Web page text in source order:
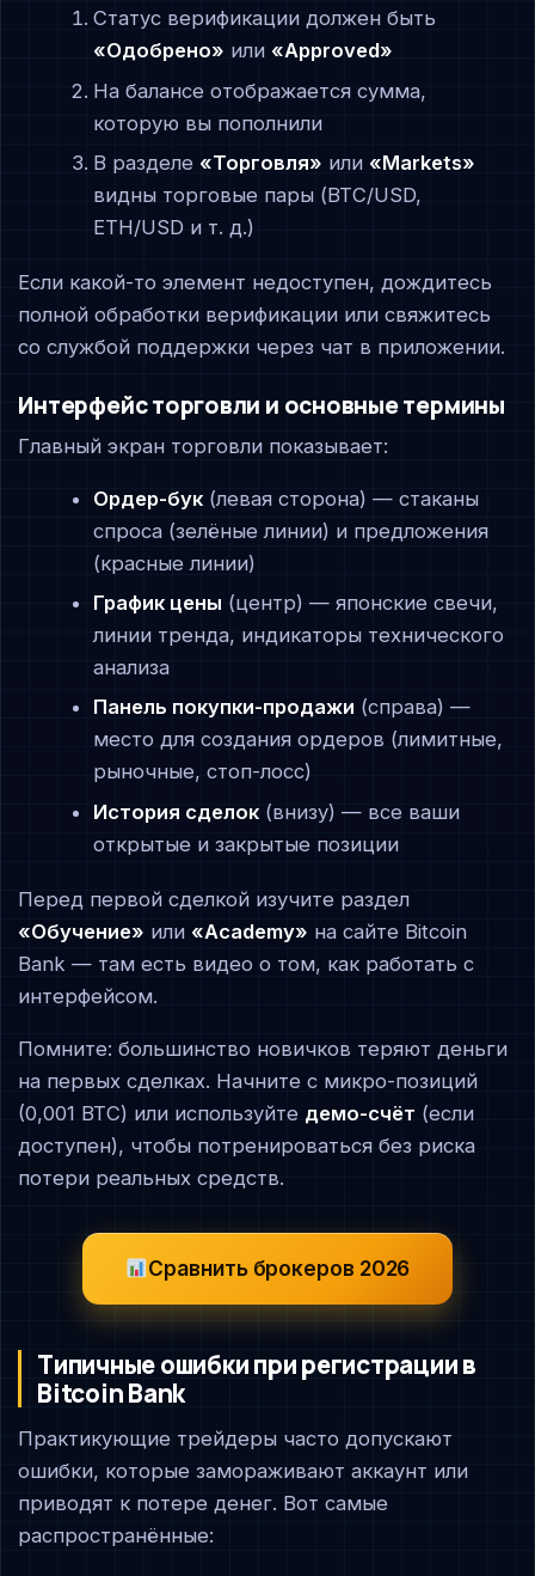
Статус верификации должен быть
«Одобрено» или «Approved»
На балансе отображается сумма,
которую вы пополнили
В разделе «Торговля» или «Markets»
видны торговые пары (BTC/USD,
ETH/USD и т. д.)
Если какой-то элемент недоступен, дождитесь
полной обработки верификации или свяжитесь
со службой поддержки через чат в приложении.
Интерфейс торговли и основные термины
Главный экран торговли показывает:
Ордер-бук(левая сторона) — стаканы
спроса (зелёные линии) и предложения
(красные линии)
График цены (центр) — японские свечи,
линии тренда, индикаторы технического
анализа
Панель покупки-продажи (справа) —
место для создания ордеров (лимитные,
рыночные, стоп-лосс)
История сделок(внизу) — все ваши
открытые и закрытые позиции
Перед первой сделкой изучите раздел
«Обучение» или «Academy» на сайте Bitcoin
Bank — там есть видео о том, как работать с
интерфейсом.
Помните: большинство новичков теряют деньги
на первых сделках. Начните с микро-позиций
(0,001 BTC) или используйте демо-счёт (если
доступен), чтобы потренироваться без риска
потери реальных средств.
Сравнить брокеров 2026
Типичные ошибки при регистрации в
Bitcoin Bank
Практикующие трейдеры часто допускают
ошибки, которые замораживают аккаунт или
приводят к потере денег. Вот самые
распространённые: